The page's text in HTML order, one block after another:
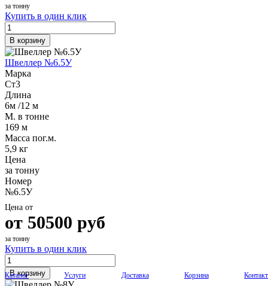
Каталог Услуги Доставка Корзина
за тонну
Купить в один клик
В корзину
Швеллер №6.5У
Марка
Ст3
Длина
6м /12 м
М. в тонне
169 м
Масса пог.м.
5,9 кг
Цена
за тонну
Номер
№6.5У
Цена от
от 50500 руб
за тонну
Купить в один клик
В корзину